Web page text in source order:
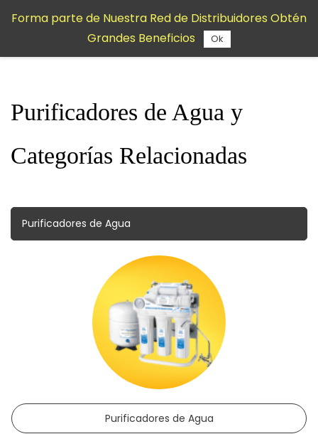
contenido
Purificadores de Agua y
Categorías Relacionadas
Purificadores de Agua
Purificadores de Agua
Forma parte de Nuestra Red de Distribuidores Obtén
Grandes Beneficios
Ok